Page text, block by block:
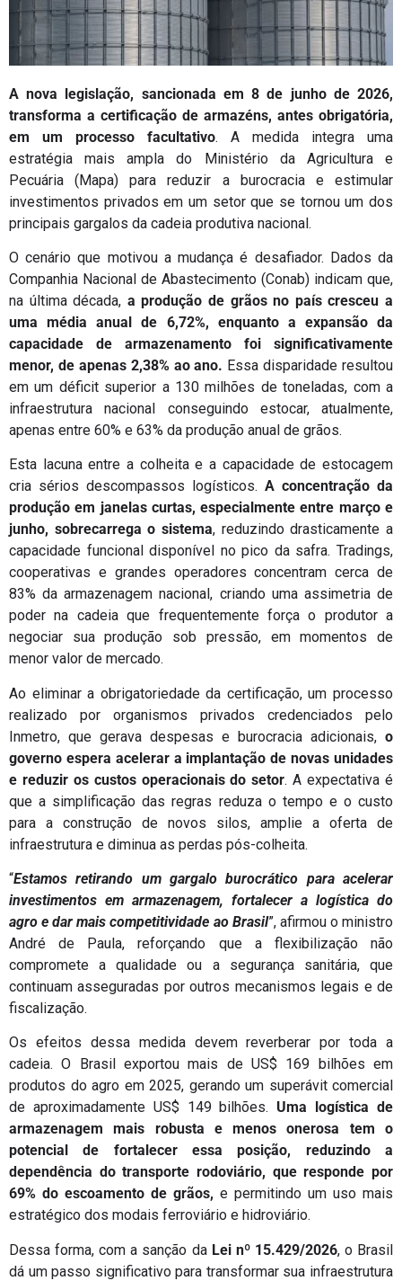
A nova legislação, sancionada em 8 de junho de 2026,
transforma a certificação de armazéns, antes obrigatória,
em um processo facultativo. A medida integra uma
estratégia mais ampla do Ministério da Agricultura e
Pecuária (Mapa) para reduzir a burocracia e estimular
investimentos privados em um setor que se tornou um dos
principais gargalos da cadeia produtiva nacional.
O cenário que motivou a mudança é desafiador. Dados da
Companhia Nacional de Abastecimento (Conab) indicam que,
na última década, a produção de grãos no país cresceu a
uma média anual de 6,72%, enquanto a expansão da
capacidade de armazenamento foi significativamente
menor, de apenas 2,38% ao ano. Essa disparidade resultou
em um déficit superior a 130 milhões de toneladas, com a
infraestrutura nacional conseguindo estocar, atualmente,
apenas entre 60% e 63% da produção anual de grãos.
Esta lacuna entre a colheita e a capacidade de estocagem
cria sérios descompassos logísticos. A concentração da
produção em janelas curtas, especialmente entre março e
junho, sobrecarrega o sistema, reduzindo drasticamente a
capacidade funcional disponível no pico da safra. Tradings,
cooperativas e grandes operadores concentram cerca de
83% da armazenagem nacional, criando uma assimetria de
poder na cadeia que frequentemente força o produtor a
negociar sua produção sob pressão, em momentos de
menor valor de mercado.
Ao eliminar a obrigatoriedade da certificação, um processo
realizado por organismos privados credenciados pelo
Inmetro, que gerava despesas e burocracia adicionais, o
governo espera acelerar a implantação de novas unidades
e reduzir os custos operacionais do setor. A expectativa é
que a simplificação das regras reduza o tempo e o custo
para a construção de novos silos, amplie a oferta de
infraestrutura e diminua as perdas pós-colheita.
“Estamos retirando um gargalo burocrático para acelerar
investimentos em armazenagem, fortalecer a logística do
agro e dar mais competitividade ao Brasil”, afirmou o ministro
André de Paula, reforçando que a flexibilização não
compromete a qualidade ou a segurança sanitária, que
continuam asseguradas por outros mecanismos legais e de
fiscalização.
Os efeitos dessa medida devem reverberar por toda a
cadeia. O Brasil exportou mais de US$ 169 bilhões em
produtos do agro em 2025, gerando um superávit comercial
de aproximadamente US$ 149 bilhões. Uma logística de
armazenagem mais robusta e menos onerosa tem o
potencial de fortalecer essa posição, reduzindo a
dependência do transporte rodoviário, que responde por
69% do escoamento de grãos, e permitindo um uso mais
estratégico dos modais ferroviário e hidroviário.
Dessa forma, com a sanção da Lei nº 15.429/2026, o Brasil
dá um passo significativo para transformar sua infraestrutura